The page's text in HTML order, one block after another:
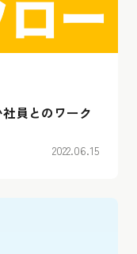
員とのワーク
2022.06.15